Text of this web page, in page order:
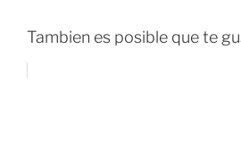
Tambien es posible que te